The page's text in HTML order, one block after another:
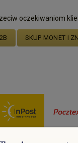
oczekiwaniom
SKUP MONET I